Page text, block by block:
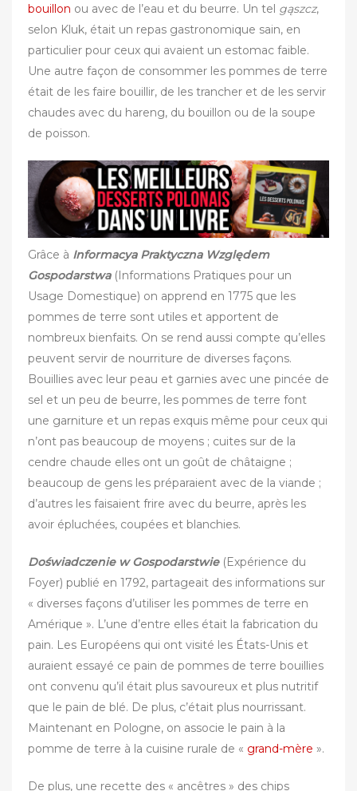
bouillon ou avec de l’eau et du beurre. Un tel gąszcz,
selon Kluk, était un repas gastronomique sain, en
particulier pour ceux qui avaient un estomac faible.
Une autre façon de consommer les pommes de terre
était de les faire bouillir, de les trancher et de les servir
chaudes avec du hareng, du bouillon ou de la soupe
de poisson. ‎
Grâce à Informacya Praktyczna Względem
Gospodarstwa (Informations Pratiques pour un
Usage Domestique) on apprend en 1775 que les
pommes de terre sont utiles et apportent de
nombreux bienfaits. On se rend aussi compte qu’elles
peuvent servir de nourriture de diverses façons.
Bouillies avec leur peau et garnies avec une pincée de
sel et un peu de beurre, les pommes de terre font
une garniture et un repas exquis même pour ceux qui
n’ont pas beaucoup de moyens ; cuites sur de la
cendre chaude elles ont un goût de châtaigne ;
beaucoup de gens les préparaient avec de la viande ;
d’autres les faisaient frire avec du beurre, après les
avoir épluchées, coupées et blanchies.
Doświadczenie w Gospodarstwie‎(Expérience du
Foyer) publié en 1792, partageait des informations sur
« diverses façons d’utiliser les pommes de terre en
Amérique ». L’une d’entre elles était la fabrication du
pain. Les Européens qui ont visité les États-Unis et
auraient essayé ce pain de pommes de terre bouillies
ont convenu qu’il était plus savoureux et plus nutritif
que le pain de blé. De plus, c’était plus nourrissant.
Maintenant en Pologne, on associe le pain à la
pomme de terre à la cuisine rurale de « grand-mère ».‎
De plus, une recette des « ancêtres » des chips